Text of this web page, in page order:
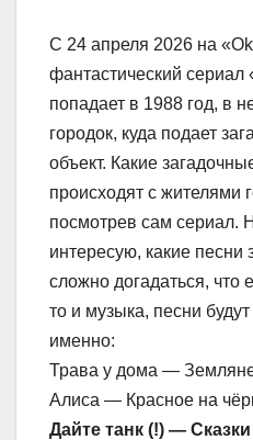
С 24 апреля 2026 на
фантастический сериал
попадает в 1988 год, в
городок, куда подает
объект. Какие
происходят с жителями
посмотрев сам сериал.
интересую, какие песни
сложно догадаться, что
то и музыка, песни
именно:
Трава у дома —
Алиса — Красное на
Дайте танк (!) —